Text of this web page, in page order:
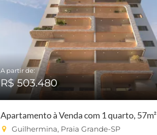
A partir de:
R$ 503.480
Apartamento à Venda com 1 quarto, 57m²
Guilhermina, Praia Grande-SP